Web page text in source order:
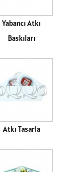
Yabancı Atkı
Baskıları
Atkı Tasarla